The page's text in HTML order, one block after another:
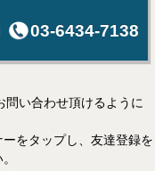
03-6434-7138
問い合わせ頂けるように
をタップし、友達登録を